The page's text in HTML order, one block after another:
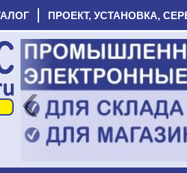
ПРОЕКТ, УСТАНОВКА,
‹